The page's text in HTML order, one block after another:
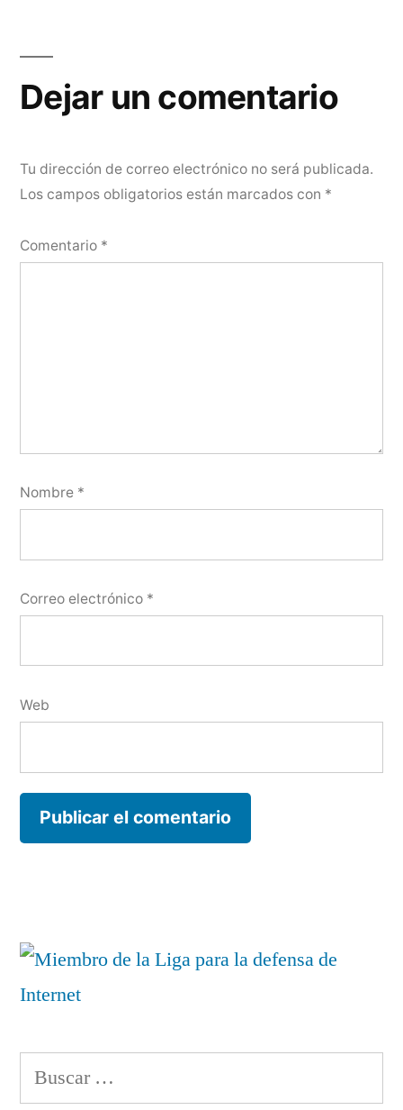
Dejar un comentario
Tu dirección de correo electrónico no será publicada.
Los campos obligatorios están marcados con *
Comentario *
Nombre *
Correo electrónico *
Web
Buscar: